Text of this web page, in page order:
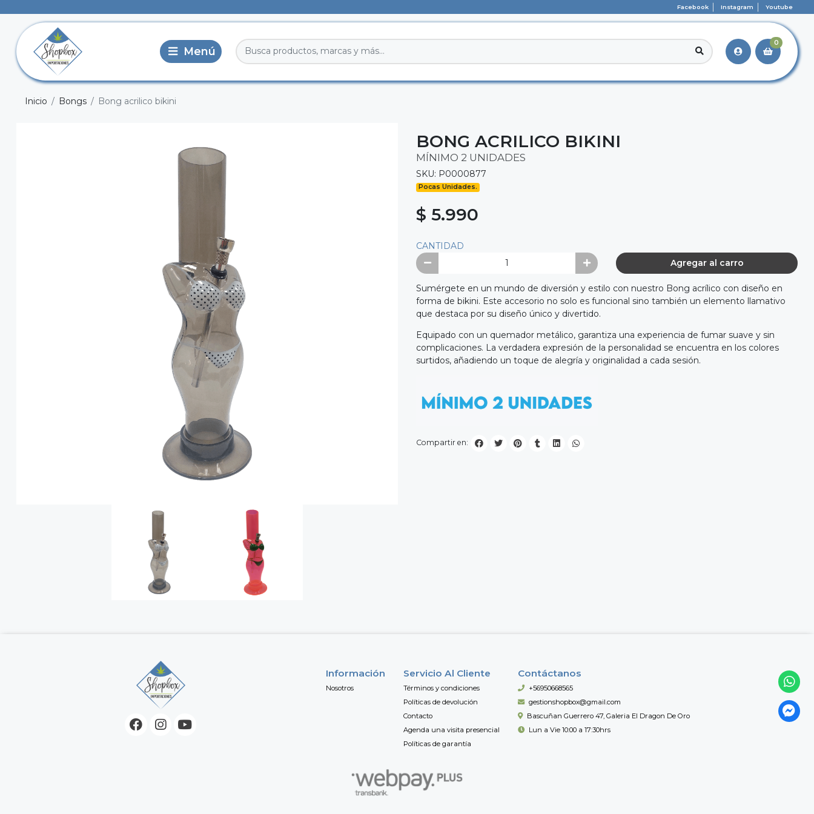
Facebook Instagram Youtube
0
Inicio Bongs Bong acrilico bikini
BONG ACRILICO BIKINI
MÍNIMO 2 UNIDADES
SKU: P0000877
Pocas Unidades.
$ 5.990
CANTIDAD
Agregar al carro
Sumérgete en un mundo de diversión y estilo con nuestro Bong acrílico con diseño en
forma de bikini. Este accesorio no solo es funcional sino también un elemento llamativo
que destaca por su diseño único y divertido.
Equipado con un quemador metálico, garantiza una experiencia de fumar suave y sin
complicaciones. La verdadera expresión de la personalidad se encuentra en los colores
surtidos, añadiendo un toque de alegría y originalidad a cada sesión.
Compartir en:
Información
Nosotros
Servicio Al Cliente
Términos y condiciones
Políticas de devolución
Contacto
Agenda una visita presencial
Políticas de garantía
Contáctanos
+56950668565
gestionshopbox@gmail.com
Bascuñan Guerrero 47, Galeria El Dragon De Oro
Lun a Vie 10:00 a 17:30hrs